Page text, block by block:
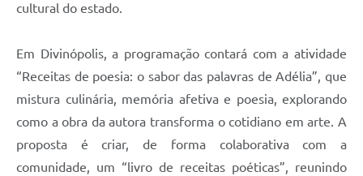
cultural do estado.
Em Divinópolis, a programação contará com a atividade
“Receitas de poesia: o sabor das palavras de Adélia”, que
mistura culinária, memória afetiva e poesia, explorando
como a obra da autora transforma o cotidiano em arte. A
proposta é criar, de forma colaborativa com a
comunidade, um “livro de receitas poéticas”, reunindo